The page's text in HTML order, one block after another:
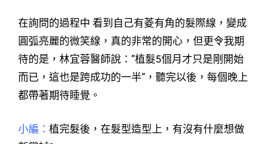
在詢問的過程中 看到自己有菱有角的髮際線，變成
圓弧亮麗的微笑線，真的非常的開心，但更令我期
待的是，林宜蓉醫師說：”植髮5個月才只是剛開始
而已，這也是跨成功的一半”，聽完以後，每個晚上
都帶著期待睡覺。
小編： 植完髮後，在髮型造型上，有沒有什麼想做